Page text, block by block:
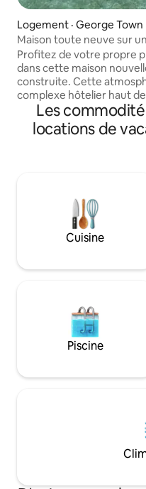
Logement · George Town
Maison toute neuve sur
privée !
Profitez de votre propre
dans cette maison
construite. Cette
complexe hôtelier haut
un plan d'étage ouvert,
approvisionnée et une
de vie intérieurs et
terrasse de la plage ou
étoiles près du foyer.
aventureux la pêche à la
classe mondiale (poisson
kayaks, des planches de
Les
locations de
Cuisine
Piscine